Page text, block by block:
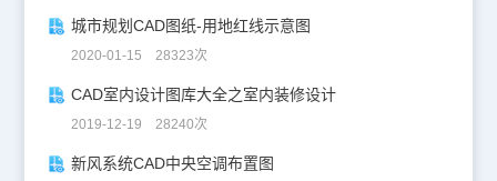
城市规划CAD图纸-用地红线示意图
2020-01-15 28323次
CAD室内设计图库大全之室内装修设计
2019-12-19 28240次
新风系统CAD中央空调布置图